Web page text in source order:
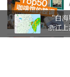
“白海
浙江